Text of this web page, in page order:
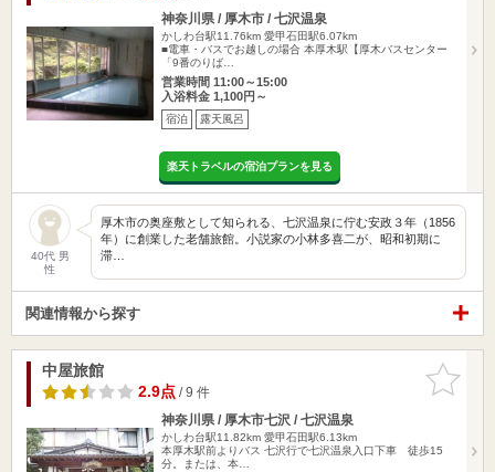
神奈川県 / 厚木市 / 七沢温泉
かしわ台駅11.76km 愛甲石田駅6.07km
■電車・バスでお越しの場合 本厚木駅【厚木バスセンター
「9番のりば…
営業時間 11:00～15:00
入浴料金 1,100円～
宿泊 露天風呂
楽天トラベルの宿泊プランを見る
40代 男
性
厚木市の奥座敷として知られる、七沢温泉に佇む安政３年（1856
年）に創業した老舗旅館。小説家の小林多喜二が、昭和初期に
滞…
関連情報から探す
お気に入
りに追加
中屋旅館
2.9点/ 9 件
神奈川県 / 厚木市七沢 / 七沢温泉
かしわ台駅11.82km 愛甲石田駅6.13km
本厚木駅前よりバス 七沢行で七沢温泉入口下車 徒歩15
分。または、本…